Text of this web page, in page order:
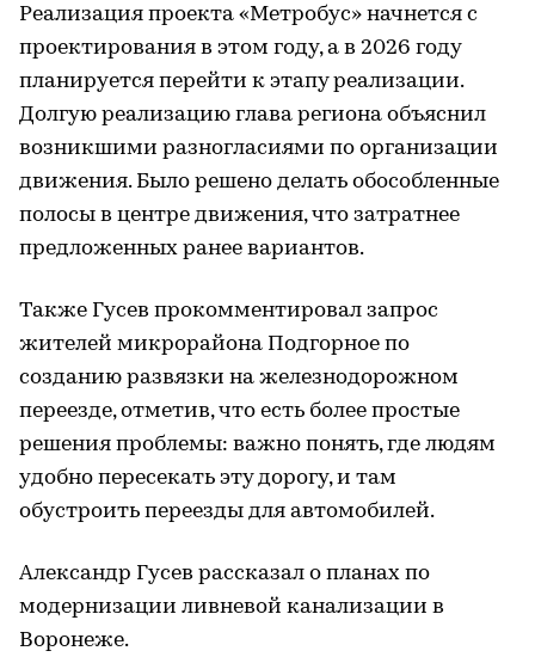
Реализация проекта «Метробус» начнется с
проектирования в этом году, а в 2026 году
планируется перейти к этапу реализации.
Долгую реализацию глава региона объяснил
возникшими разногласиями по организации
движения. Было решено делать обособленные
полосы в центре движения, что затратнее
предложенных ранее вариантов.
Также Гусев прокомментировал запрос
жителей микрорайона Подгорное по
созданию развязки на железнодорожном
переезде, отметив, что есть более простые
решения проблемы: важно понять, где людям
удобно пересекать эту дорогу, и там
обустроить переезды для автомобилей.
Александр Гусев рассказал о планах по
модернизации ливневой канализации в
Воронеже.